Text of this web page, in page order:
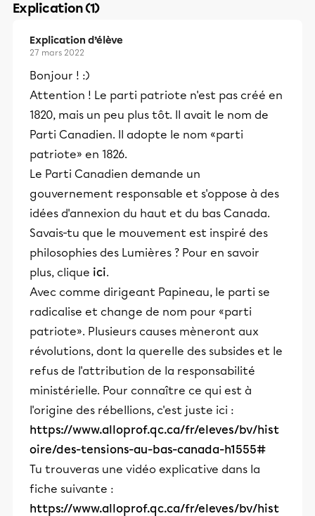
Explication (1)
Explication d’élève
27 mars 2022
Bonjour ! :)
Attention ! Le parti patriote n'est pas créé en
1820, mais un peu plus tôt. Il avait le nom de
Parti Canadien. Il adopte le nom «parti
patriote» en 1826.
Le Parti Canadien demande un
gouvernement responsable et s'oppose à des
idées d'annexion du haut et du bas Canada.
Savais-tu que le mouvement est inspiré des
philosophies des Lumières ? Pour en savoir
plus, clique ici.
Avec comme dirigeant Papineau, le parti se
radicalise et change de nom pour «parti
patriote». Plusieurs causes mèneront aux
révolutions, dont la querelle des subsides et le
refus de l'attribution de la responsabilité
ministérielle. Pour connaître ce qui est à
l'origine des rébellions, c'est juste ici :
https://www.alloprof.qc.ca/fr/eleves/bv/hist
oire/des-tensions-au-bas-canada-h1555#
Tu trouveras une vidéo explicative dans la
fiche suivante :
https://www.alloprof.qc.ca/fr/eleves/bv/hist